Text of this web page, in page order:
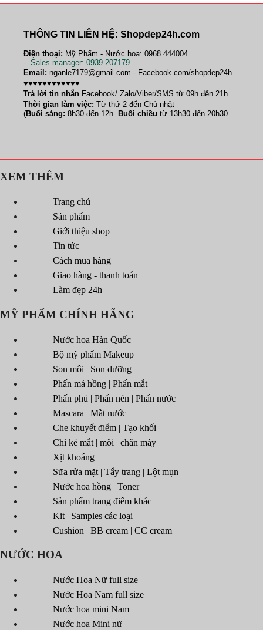
THÔNG TIN LIÊN HỆ: Shopdep24h.com
Điện thoại: Mỹ Phẩm - Nước hoa: 0968 444004
- Sales manager: 0939 207179
Email: nganle7179@gmail.com - Facebook.com/shopdep24h
♥♥♥♥♥♥♥♥♥♥♥♥
Trả lời tin nhắn Facebook/ Zalo/Viber/SMS từ 09h đến 21h.
Thời gian làm việc: Từ thứ 2 đến Chủ nhật
(Buổi sáng: 8h30 đến 12h. Buổi chiều từ 13h30 đến 20h30
XEM THÊM
Trang chủ
Sản phẩm
Giới thiệu shop
Tin tức
Cách mua hàng
Giao hàng - thanh toán
Làm đẹp 24h
MỸ PHẨM CHÍNH HÃNG
Nước hoa Hàn Quốc
Bộ mỹ phẩm Makeup
Son môi | Son dưỡng
Phấn má hồng | Phấn mắt
Phấn phủ | Phấn nén | Phấn nước
Mascara | Mắt nước
Che khuyết điểm | Tạo khối
Chì kẻ mắt | môi | chân mày
Xịt khoáng
Sữa rửa mặt | Tẩy trang | Lột mụn
Nước hoa hồng | Toner
Sản phẩm trang điểm khác
Kit | Samples các loại
Cushion | BB cream | CC cream
NƯỚC HOA
Nước Hoa Nữ full size
Nước Hoa Nam full size
Nước hoa mini Nam
Nước hoa Mini nữ